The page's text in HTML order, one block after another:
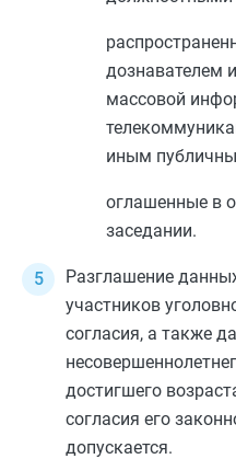
дознавателем
массовой
иным
оглашенные в
заседании.
Разглашение
участников
согласия, а также
достигшего
согласия его
допускается.